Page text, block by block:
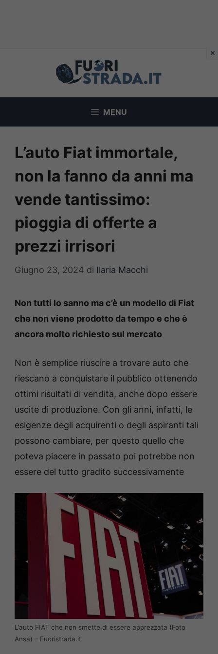
MENU
L’auto Fiat immortale,
non la fanno da anni ma
vende tantissimo:
pioggia di offerte a
prezzi irrisori
Giugno 23, 2024 di Ilaria Macchi
Non tutti lo sanno ma c’è un modello di Fiat
che non viene prodotto da tempo e che è
ancora molto richiesto sul mercato
Non è semplice riuscire a trovare auto che
riescano a conquistare il pubblico ottenendo
ottimi risultati di vendita, anche dopo essere
uscite di produzione. Con gli anni, infatti, le
esigenze degli acquirenti o degli aspiranti tali
possono cambiare, per questo quello che
poteva piacere in passato poi potrebbe non
essere del tutto gradito successivamente
L’auto FIAT che non smette di essere apprezzata (Foto
Ansa) – Fuoristrada.it